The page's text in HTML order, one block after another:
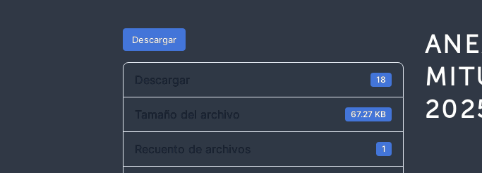
Descargar
Descargar 18
Tamaño del archivo 67.27 KB
Recuento de archivos 1